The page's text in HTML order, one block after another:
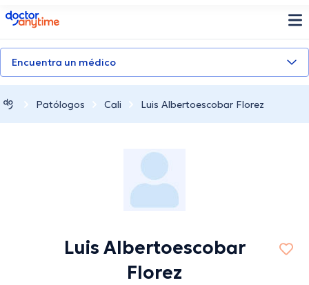
doctoranytime
Encuentra un médico
Patólogos Cali Luis Albertoescobar Florez
Luis Albertoescobar
Florez